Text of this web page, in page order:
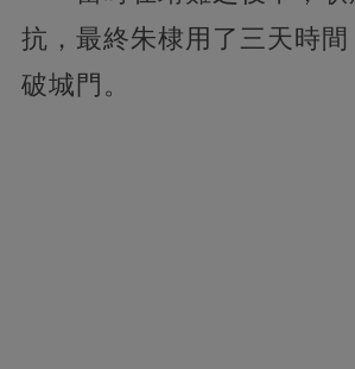
抗，最終朱棣用了三天時
破城門。